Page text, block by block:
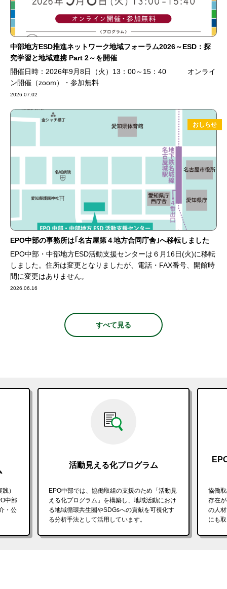
中部地方ESD推進ネットワーク地域フォーラム2026～ESD：探
究学習と地域連携 Part 2～を開催
開催日時：2026年9月8日（火）13：00～15：40 オンライ
ン開催（zoom）・参加無料
2026.07.02
おしらせ
EPO中部の事務所は｢名古屋第４地方合同庁舎｣へ移転しました
EPO中部・中部地方ESD活動支援センターは６月16日(火)に移転
しました。住所は変更となりましたが、電話・FAX番号、開館時
間に変更はありません。
2026.06.16
すべて見る
）
中部
・公
活動見える化プログラム
EPO中部では、協働取組の支援のため「活動見
える化プログラム」を構築し、地域活動におけ
る地域循環共生圏やSDGsへの貢献を可視化す
る分析手法として活用しています。
協働
存在
の人
にも